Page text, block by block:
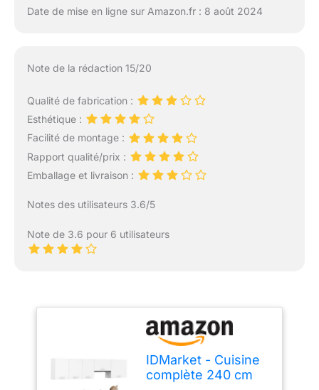
Date de mise en ligne sur Amazon.fr : 8 août 2024
Note de la rédaction 15/20
Qualité de fabrication :
Esthétique :
Facilité de montage :
Rapport qualité/prix :
Emballage et livraison :
Notes des utilisateurs 3.6/5
Note de 3.6 pour 6 utilisateurs
IDMarket - Cuisine
complète 240 cm